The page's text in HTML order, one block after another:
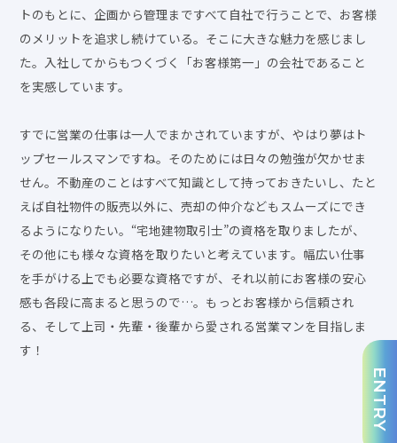
トのもとに、企画から管理まですべて自社で行うことで、お客様
のメリットを追求し続けている。そこに大きな魅力を感じまし
た。入社してからもつくづく「お客様第一」の会社であること
を実感しています。
すでに営業の仕事は一人でまかされていますが、やはり夢はト
ップセールスマンですね。そのためには日々の勉強が欠かせま
せん。不動産のことはすべて知識として持っておきたいし、たと
えば自社物件の販売以外に、売却の仲介などもスムーズにでき
るようになりたい。“宅地建物取引士”の資格を取りましたが、
その他にも様々な資格を取りたいと考えています。幅広い仕事
を手がける上でも必要な資格ですが、それ以前にお客様の安心
感も各段に高まると思うので…。もっとお客様から信頼され
る、そして上司・先輩・後輩から愛される営業マンを目指しま
す！
ENTRY